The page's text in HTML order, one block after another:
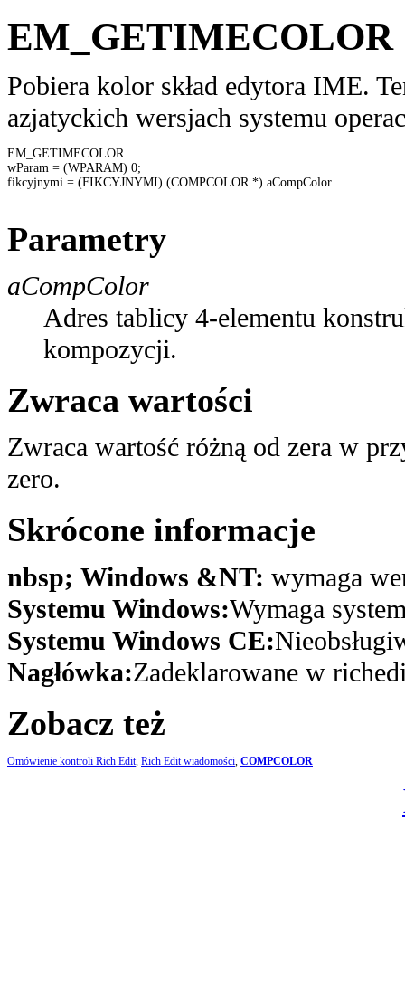
EM_GETIMECOLOR
Pobiera kolor skład edytora IME.
azjatyckich wersjach systemu
EM_GETIMECOLOR
wParam = (WPARAM) 0;
fikcyjnymi = (FIKCYJNYMI) (COMPCOLOR *) aCompColor
Parametry
aCompColor
Adres tablicy 4-elementu
kompozycji.
Zwraca wartości
Zwraca wartość różną od zera w
zero.
Skrócone informacje
nbsp; Windows &NT: wymaga
Systemu Windows:Wymaga
Systemu Windows CE:
Nagłówka:Zadeklarowane w
Zobacz też
Omówienie kontroli Rich Edit, Rich Edit wiadomości, COMPCOLOR